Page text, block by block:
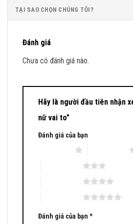
TẠI SAO CHỌN CHÚNG TÔI?
Đánh giá
Chưa có đánh giá nào.
Hãy là người đầu tiên nhận
nữ vai to”
Đánh giá của bạn
Đánh giá của bạn *